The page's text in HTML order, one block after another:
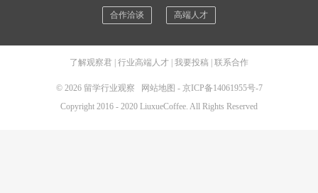
合作洽谈 高端人才
了解观察君 行业高端人才 我要投稿 联系合作
© 2026 留学行业观察 网站地图 - 京ICP备14061955号-7
Copyright 2016 - 2020 LiuxueCoffee. All Rights Reserved